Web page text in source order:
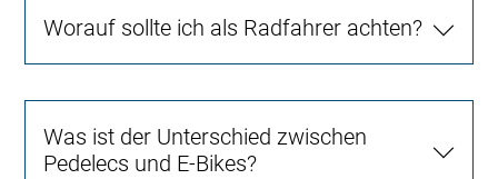
Worauf sollte ich als Radfahrer achten?
Was ist der Unterschied zwischen
Pedelecs und E-Bikes?